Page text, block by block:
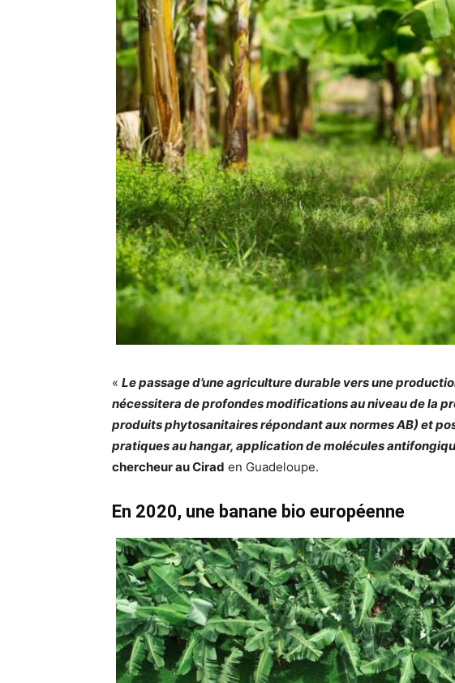
« Le passage d’une agriculture durable vers une
nécessitera de profondes modifications au niveau de la
produits phytosanitaires répondant aux normes AB) et
pratiques au hangar, application de molécules
chercheur au Cirad en Guadeloupe.
En 2020, une banane bio européenne